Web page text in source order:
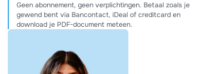
Geen abonnement, geen verplichtingen. Betaal zoals je
gewend bent via Bancontact, iDeal of creditcard en
download je PDF-document meteen.